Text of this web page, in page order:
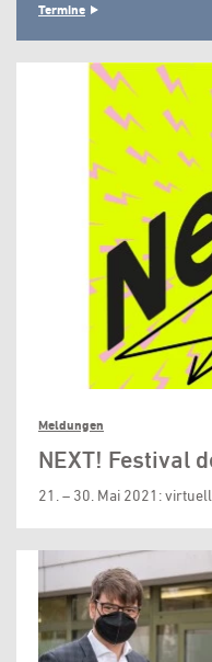
Termine
Meldungen
NEXT! Festival
21. – 30. Mai 2021: